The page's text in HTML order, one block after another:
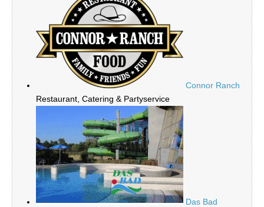
Connor Ranch
Restaurant, Catering & Partyservice
Das Bad